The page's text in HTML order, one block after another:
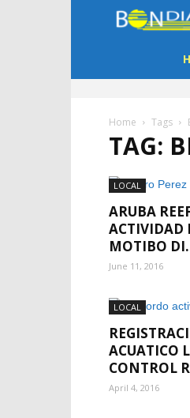
Home Tags
TAG:
LOCAL
ARUBA
ACTIVIDAD
MOTIBO
June 11, 2016
LOCAL
ACUATICO
CONTROL
April 4, 2016